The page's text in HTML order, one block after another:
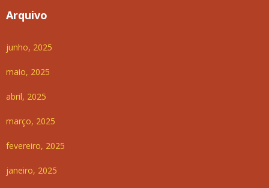
Arquivo
junho, 2025
maio, 2025
abril, 2025
março, 2025
fevereiro, 2025
janeiro, 2025